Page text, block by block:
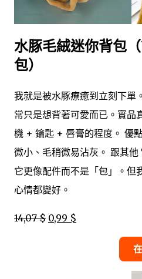
水豚毛絨迷你背包
包）
我就是被水豚療癒到立刻下單
常只是想背著可愛而已。實品
機 + 鑰匙 + 唇膏的程度。 優
微小、毛稍微易沾灰。 跟其他
它更像配件而不是「包」。但
心情都變好。
14,07 $ 0,99 $